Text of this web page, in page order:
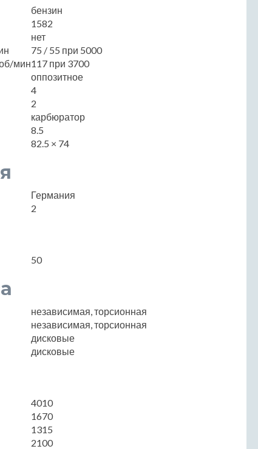
бензин
1582
нет
75 / 55 при 5000
мин117 при 3700
оппозитное
4
2
карбюратор
8.5
82.5 × 74
Германия
2
50
независимая, торсионная
независимая, торсионная
дисковые
дисковые
4010
1670
1315
2100